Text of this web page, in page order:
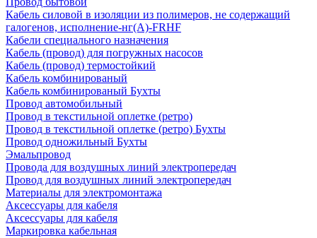
Кабель силовой в изоляции из полимеров, не содержащий
галогенов, исполнение-нг(А)-FRHF
Кабели специального назначения
Кабель (провод) для погружных насосов
Кабель (провод) термостойкий
Кабель комбинированый
Кабель комбинированый Бухты
Провод автомобильный
Провод в текстильной оплетке (ретро)
Провод в текстильной оплетке (ретро) Бухты
Провод одножильный Бухты
Эмальпровод
Провода для воздушных линий электропередач
Провод для воздушных линий электропередач
Материалы для электромонтажа
Аксессуары для кабеля
Аксессуары для кабеля
Маркировка кабельная